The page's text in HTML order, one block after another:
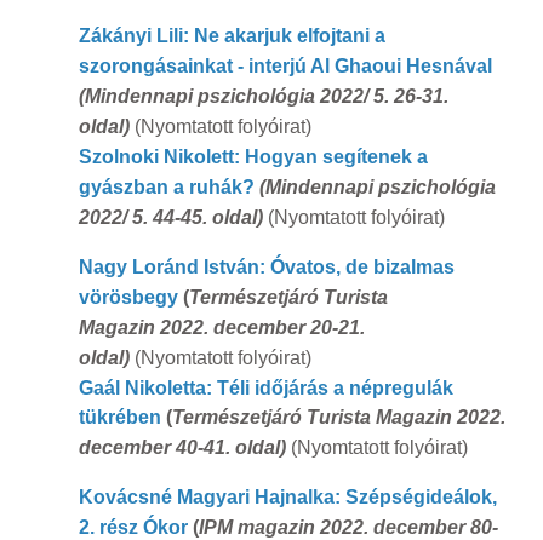
Zákányi Lili: Ne akarjuk elfojtani a
szorongásainkat - interjú Al Ghaoui Hesnával
(Mindennapi pszichológia 2022/ 5. 26-31.
oldal) (Nyomtatott folyóirat)
Szolnoki Nikolett: Hogyan segítenek a
gyászban a ruhák? (Mindennapi pszichológia
2022/ 5. 44-45. oldal) (Nyomtatott folyóirat)
Nagy Loránd István: Óvatos, de bizalmas
vörösbegy (Természetjáró Turista
Magazin 2022. december 20-21.
oldal) (Nyomtatott folyóirat)
Gaál Nikoletta: Téli időjárás a népregulák
tükrében (Természetjáró Turista Magazin 2022.
december 40-41. oldal) (Nyomtatott folyóirat)
Kovácsné Magyari Hajnalka: Szépségideálok,
2. rész Ókor (IPM magazin 2022. december 80-